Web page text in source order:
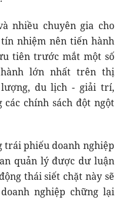
nhiều chuyên gia cho
nhiệm nên tiến hành
tiên trước mắt một số
lớn nhất trên thị
du lịch - giải trí,
các chính sách đột ngột
trái phiếu doanh nghiệp
quản lý được dư luận
thái siết chặt này sẽ
nghiệp chững lại